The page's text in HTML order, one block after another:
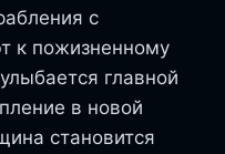
с
к пожизненному
главной
в новой
становится